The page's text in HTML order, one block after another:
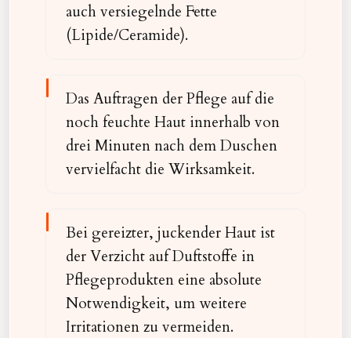
auch versiegelnde Fette
(Lipide/Ceramide).
Das Auftragen der Pflege auf die
noch feuchte Haut innerhalb von
drei Minuten nach dem Duschen
vervielfacht die Wirksamkeit.
Bei gereizter, juckender Haut ist
der Verzicht auf Duftstoffe in
Pflegeprodukten eine absolute
Notwendigkeit, um weitere
Irritationen zu vermeiden.